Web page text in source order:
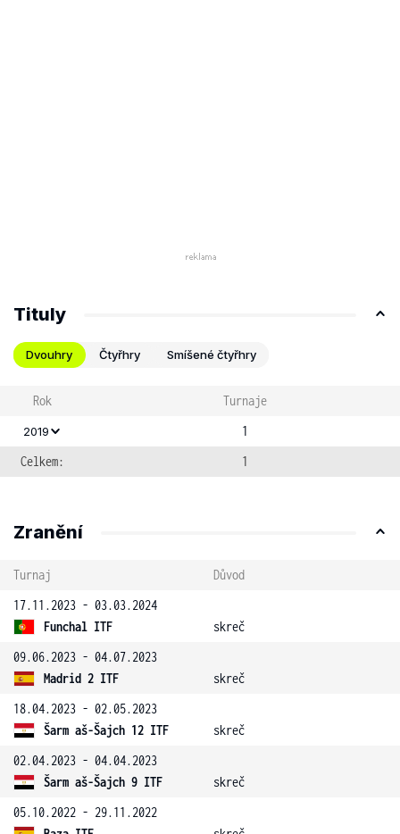
Tituly
Dvouhry Čtyřhry Smíšené čtyřhry
Rok Turnaje
2019
1
Celkem:
1
Zranění
Turnaj
Důvod
17.11.2023 - 03.03.2024
Funchal ITF
skreč
09.06.2023 - 04.07.2023
Madrid 2 ITF
skreč
18.04.2023 - 02.05.2023
Šarm aš-Šajch 12 ITF
skreč
02.04.2023 - 04.04.2023
Šarm aš-Šajch 9 ITF
skreč
05.10.2022 - 29.11.2022